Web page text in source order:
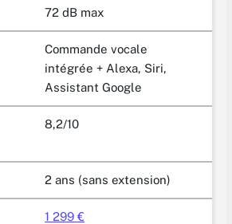
72 dB max
Commande vocale
intégrée + Alexa, Siri,
Assistant Google
8,2/10
2 ans (sans extension)
1 299 €